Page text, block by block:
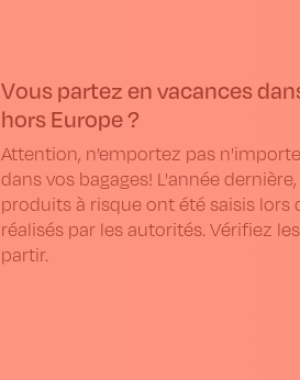
Vous partez en vacances
hors Europe ?
Attention, n’emportez pas
dans vos bagages! L'année
produits à risque ont été saisis lors
réalisés par les autorités. Vérifiez
partir.